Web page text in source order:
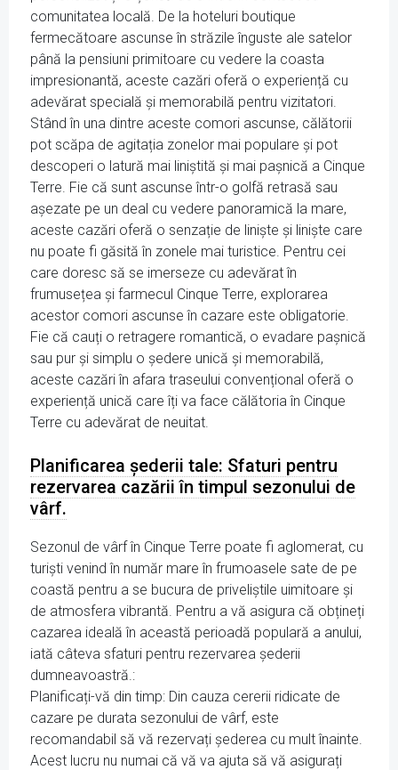
comunitatea locală. De la hoteluri boutique
fermecătoare ascunse în străzile înguste ale satelor
până la pensiuni primitoare cu vedere la coasta
impresionantă, aceste cazări oferă o experiență cu
adevărat specială și memorabilă pentru vizitatori.
Stând în una dintre aceste comori ascunse, călătorii
pot scăpa de agitația zonelor mai populare și pot
descoperi o latură mai liniștită și mai pașnică a Cinque
Terre. Fie că sunt ascunse într-o golfă retrasă sau
așezate pe un deal cu vedere panoramică la mare,
aceste cazări oferă o senzație de liniște și liniște care
nu poate fi găsită în zonele mai turistice. Pentru cei
care doresc să se imerseze cu adevărat în
frumusețea și farmecul Cinque Terre, explorarea
acestor comori ascunse în cazare este obligatorie.
Fie că cauți o retragere romantică, o evadare pașnică
sau pur și simplu o ședere unică și memorabilă,
aceste cazări în afara traseului convențional oferă o
experiență unică care îți va face călătoria în Cinque
Terre cu adevărat de neuitat.
Planificarea șederii tale: Sfaturi pentru
rezervarea cazării în timpul sezonului de
vârf.
Sezonul de vârf în Cinque Terre poate fi aglomerat, cu
turiști venind în număr mare în frumoasele sate de pe
coastă pentru a se bucura de priveliștile uimitoare și
de atmosfera vibrantă. Pentru a vă asigura că obțineți
cazarea ideală în această perioadă populară a anului,
iată câteva sfaturi pentru rezervarea șederii
dumneavoastră.:
Planificați-vă din timp: Din cauza cererii ridicate de
cazare pe durata sezonului de vârf, este
recomandabil să vă rezervați șederea cu mult înainte.
Acest lucru nu numai că vă va ajuta să vă asigurați